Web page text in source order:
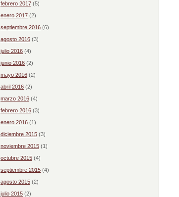
febrero 2017 (5)
enero 2017 (2)
septiembre 2016 (6)
agosto 2016 (3)
julio 2016 (4)
junio 2016 (2)
mayo 2016 (2)
abril 2016 (2)
marzo 2016 (4)
febrero 2016 (3)
enero 2016 (1)
diciembre 2015 (3)
noviembre 2015 (1)
octubre 2015 (4)
septiembre 2015 (4)
agosto 2015 (2)
julio 2015 (2)